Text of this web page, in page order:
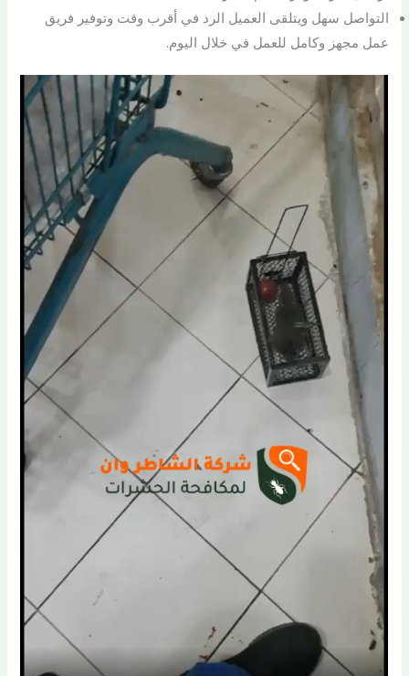
التواصل سهل ويتلقى العميل الرد في أقرب وقت وتوفير فريق
عمل مجهز وكامل للعمل في خلال اليوم.